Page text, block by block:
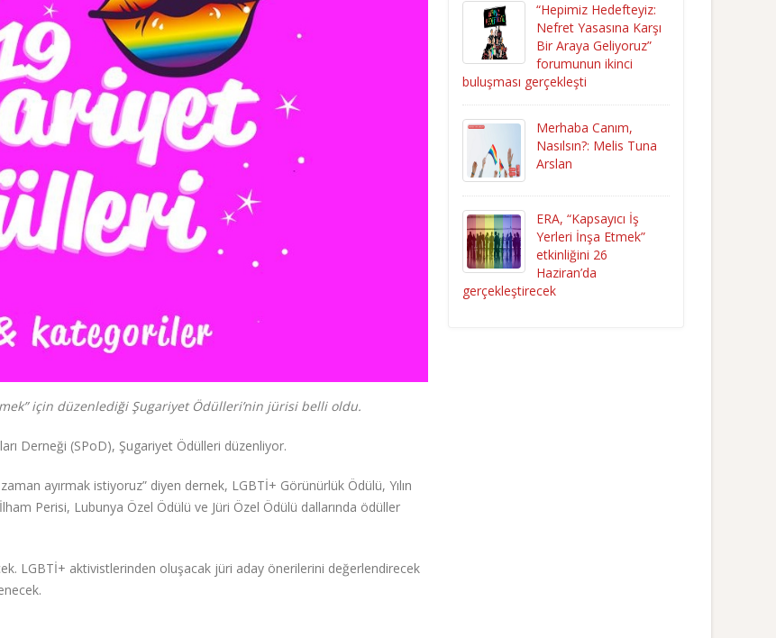
için düzenlediği Şugariyet Ödülleri’nin jürisi belli oldu.
Derneği (SPoD), Şugariyet Ödülleri düzenliyor.
ayırmak istiyoruz” diyen dernek, LGBTİ+ Görünürlük Ödülü, Yılın
İlham Perisi, Lubunya Özel Ödülü ve Jüri Özel Ödülü dallarında ödüller
LGBTİ+ aktivistlerinden oluşacak jüri aday önerilerini değerlendirecek
“Hepimiz Hedefteyiz:
Nefret Yasasına Karşı
Bir Araya Geliyoruz”
forumunun ikinci
buluşması gerçekleşti
Merhaba Canım,
Nasılsın?: Melis Tuna
Arslan
ERA, “Kapsayıcı İş
Yerleri İnşa Etmek”
etkinliğini 26
Haziran’da
gerçekleştirecek